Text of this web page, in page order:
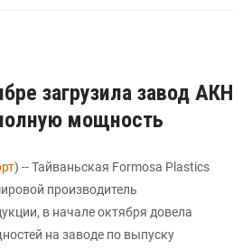
загрузила завод АКН
мощность
) -- Тайваньская Formosa Plastics
производитель
в начале октября довела
на заводе по выпуску